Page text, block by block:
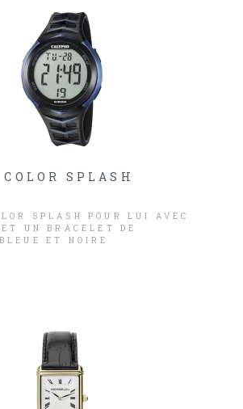
SPLASH
SPLASH POUR LUI AVEC
UN BRACELET DE
ET NOIRE